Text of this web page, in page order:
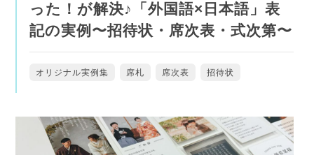
った！が解決♪「外国語×日本語」表
記の実例〜招待状・席次表・式次第〜
オリジナル実例集 席札 席次表 招待状